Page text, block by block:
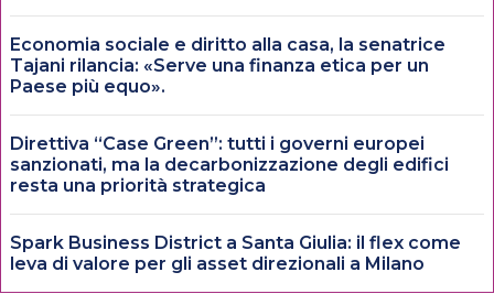
Economia sociale e diritto alla casa, la senatrice
Tajani rilancia: «Serve una finanza etica per un
Paese più equo».
Direttiva “Case Green”: tutti i governi europei
sanzionati, ma la decarbonizzazione degli edifici
resta una priorità strategica
Spark Business District a Santa Giulia: il flex come
leva di valore per gli asset direzionali a Milano